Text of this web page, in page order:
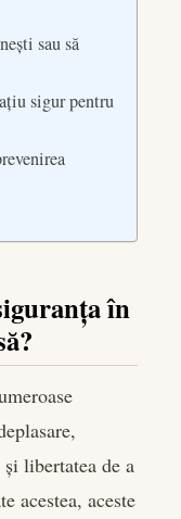
sau să
sigur pentru
în
libertatea de a
acestea, aceste